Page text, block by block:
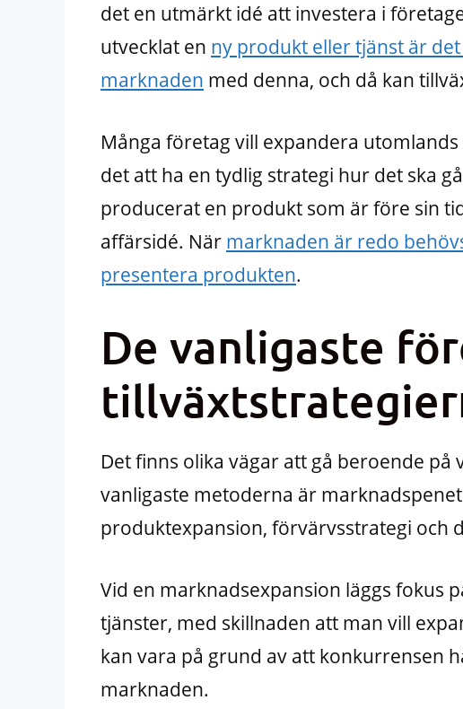
det en utmärkt idé att investera i
utvecklat en ny produkt eller tjänst är
marknaden med denna, och då kan
Många företag vill expandera
det att ha en tydlig strategi hur det ska
producerat en produkt som är före sin
affärsidé. När marknaden är redo
presentera produkten.
De vanligaste
Det finns olika vägar att gå beroende på
vanligaste metoderna är
produktexpansion, förvärvsstrategi och
Vid en marknadsexpansion läggs fokus
tjänster, med skillnaden att man vill
kan vara på grund av att konkurrensen
marknaden.